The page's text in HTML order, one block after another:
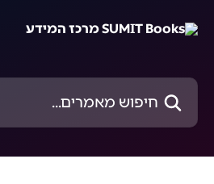
חיפוש מאמרים...